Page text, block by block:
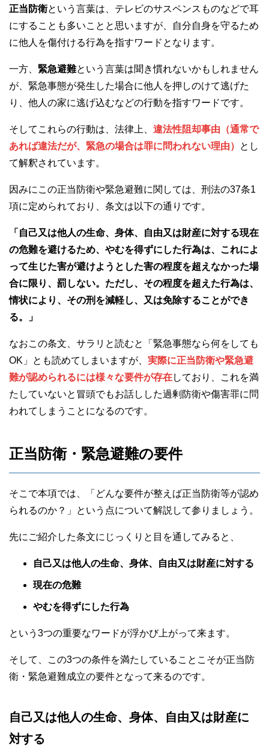
正当防衛という言葉は、テレビのサスペンスものなどで耳
にすることも多いことと思いますが、自分自身を守るため
に他人を傷付ける行為を指すワードとなります。
一方、 緊急避難という言葉は聞き慣れないかもしれません
が、緊急事態が発生した場合に他人を押しのけて逃げた
り、他人の家に逃げ込むなどの行動を指すワードです。
そしてこれらの行動は、法律上、 違法性阻却事由（通常で
あれば違法だが、緊急の場合は罪に問われない理由）
とし
て解釈されています。
因みにこの正当防衛や緊急避難に関しては、刑法の37条1
項に定められており、条文は以下の通りです。
「自己又は他人の生命、身体、自由又は財産に対する現在
の危難を避けるため、やむを得ずにした行為は、これによ
って生じた害が避けようとした害の程度を超えなかった場
合に限り、罰しない。ただし、その程度を超えた行為は、
情状により、その刑を減軽し、又は免除することができ
る。」
なおこの条文、サラリと読むと「緊急事態なら何をしても
OK」とも読めてしまいますが、 実際に正当防衛や緊急避
難が認められるには様々な要件が存在しており、これを満
たしていないと冒頭でもお話しした過剰防衛や傷害罪に問
われてしまうことになるのです。
正当防衛・緊急避難の要件
そこで本項では、「どんな要件が整えば正当防衛等が認め
られるのか？」という点について解説して参りましょう。
先にご紹介した条文にじっくりと目を通してみると、
自己又は他人の生命、身体、自由又は財産に対する
現在の危難
やむを得ずにした行為
という3つの重要なワードが浮かび上がって来ます。
そして、この3つの条件を満たしていることこそが正当防
衛・緊急避難成立の要件となって来るのです。
自己又は他人の生命、身体、自由又は財産に
対する